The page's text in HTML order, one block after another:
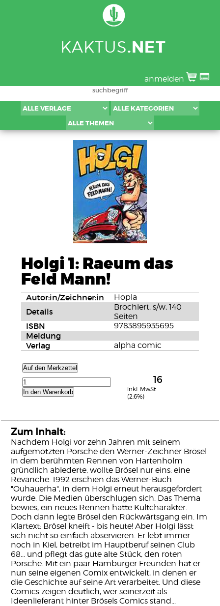
KAKTUS.NET
anmelden
Holgi 1: Raeum das
Feld Mann!
Autor:in/Zeichner:in Hopla
Details
Brochiert, s/w, 140
Seiten
ISBN 9783895935695
Meldung
Verlag
alpha comic
Auf den Merkzettel
In den Warenkorb
16
inkl. MwSt
(2.6%)
Zum Inhalt:
Nachdem Holgi vor zehn Jahren mit seinem
aufgemotzten Porsche den Werner-Zeichner Brösel
in dem berühmten Rennen von Hartenholm
gründlich ablederte, wollte Brösel nur eins: eine
Revanche. 1992 erschien das Werner-Buch
"Ouhauerha", in dem Holgi erneut herausgefordert
wurde. Die Medien überschlugen sich. Das Thema
bewies, ein neues Rennen hätte Kultcharakter.
Doch dann legte Brösel den Rückwärtsgang ein. Im
Klartext: Brösel kneift - bis heute! Aber Holgi lässt
sich nicht so einfach abservieren. Er lebt immer
noch in Kiel, betreibt im Hauptberuf seinen Club
68... und pflegt das gute alte Stück, den roten
Porsche. Mit ein paar Hamburger Freunden hat er
nun seine eigenen Comix entwickelt, in denen er
die Geschichte auf seine Art verarbeitet. Und diese
Comics zeigen deutlich, wer seinerzeit als
Ideenlieferant hinter Brösels Comics stand...